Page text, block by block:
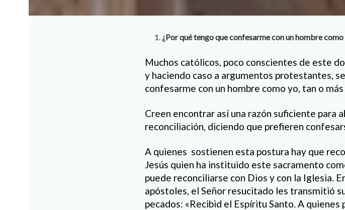
¿Por qué tengo que confesarme con un hombre como
Muchos católicos, poco conscientes de este
y haciendo caso a argumentos protestantes,
confesarme con un hombre como yo, tan o
Creen encontrar así una razón suficiente para
reconciliación, diciendo que prefieren
A quienes sostienen esta postura hay que
Jesús quien ha instituido este sacramento
puede reconciliarse con Dios y con la Iglesia.
apóstoles, el Señor resucitado les transmitió
pecados: «Recibid el Espíritu Santo. A